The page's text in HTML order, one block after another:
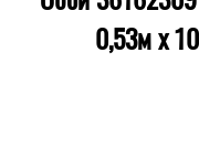
0,53м x